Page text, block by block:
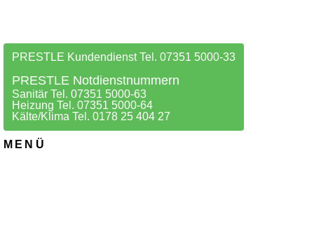
PRESTLE Kundendienst Tel. 07351 5000-33
PRESTLE Notdienstnummern
Sanitär Tel. 07351 5000-63
Heizung Tel. 07351 5000-64
Kälte/Klima Tel. 0178 25 404 27
MENÜ